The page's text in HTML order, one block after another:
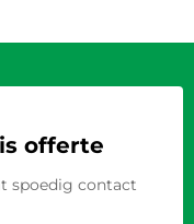
offerte
spoedig contact